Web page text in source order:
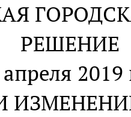
РЕШЕНИЕ
2019